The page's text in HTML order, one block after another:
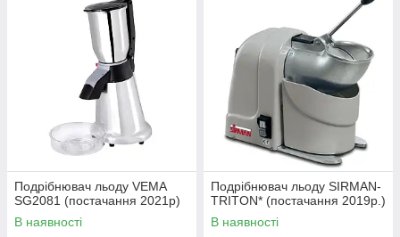
Подрібнювач льоду VEMA
SG2081 (постачання 2021р)
В наявності
Подрібнювач льоду SIRMAN-
TRITON* (постачання 2019р.)
В наявності